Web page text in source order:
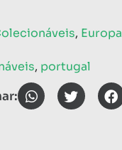
, Europa
, portugal